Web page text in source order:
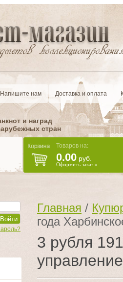
Напишите нам Доставка и оплата
и наград
стран
Товаров на:
0.00 руб.
Оформить заказ »
Войти
Главная /
года
3 рубля
управление